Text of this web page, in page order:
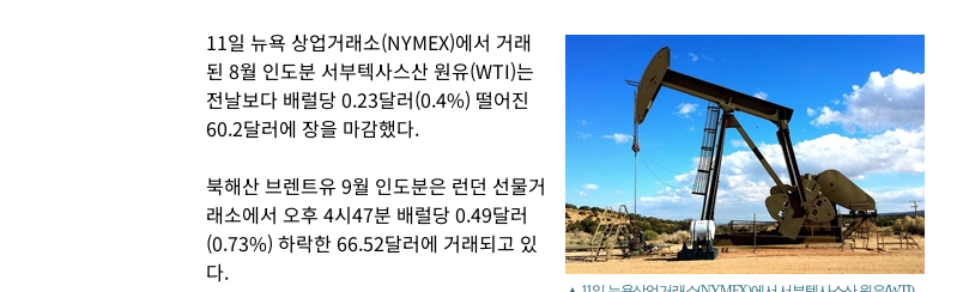
11일 뉴욕 상업거래소(NYMEX)에서 거래
된 8월 인도분 서부텍사스산 원유(WTI)는
전날보다 배럴당 0.23달러(0.4%) 떨어진
60.2달러에 장을 마감했다.
북해산 브렌트유 9월 인도분은 런던 선물거
래소에서 오후 4시47분 배럴당 0.49달러
(0.73%) 하락한 66.52달러에 거래되고 있
다.